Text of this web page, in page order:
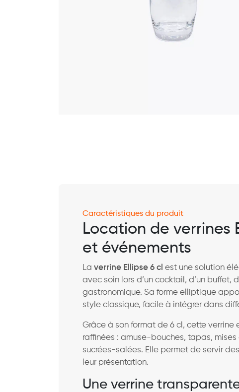
Caractéristiques du produit
Location de verrines
et événements
La verrine Ellipse 6 cl est une solution
avec soin lors d’un cocktail, d’un buffet,
gastronomique. Sa forme elliptique
style classique, facile à intégrer dans
Grâce à son format de 6 cl, cette
raffinées : amuse-bouches, tapas,
sucrées-salées. Elle permet de servir
leur présentation.
Une verrine